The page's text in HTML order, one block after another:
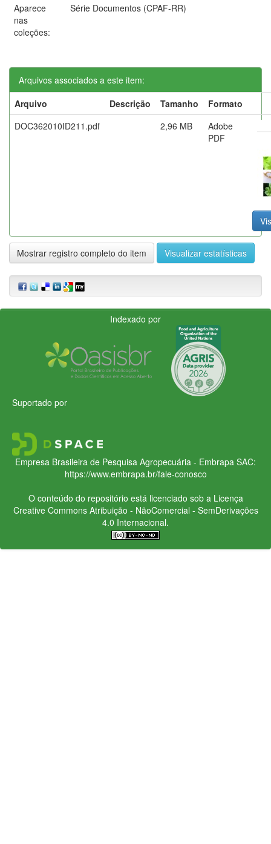
Aparece
nas
coleções:
Série Documentos (CPAF-RR)
Arquivos associados a este item:
Arquivo
Descrição Tamanho
Formato
DOC362010ID211.pdf
2,96 MB
Adobe
PDF
Mostrar registro completo do item Visualizar estatísticas
Indexado por
Suportado por
Empresa Brasileira de Pesquisa Agropecuária - Embrapa SAC:
https://www.embrapa.br/fale-conosco
O conteúdo do repositório está licenciado sob a Licença
Creative CommonsAtribuição - NãoComercial - SemDerivações
4.0 Internacional.